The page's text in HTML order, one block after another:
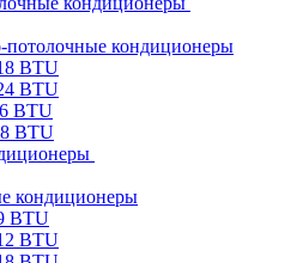
потолочные кондиционеры
BTU
BTU
BTU
BTU
кондиционеры
BTU
BTU